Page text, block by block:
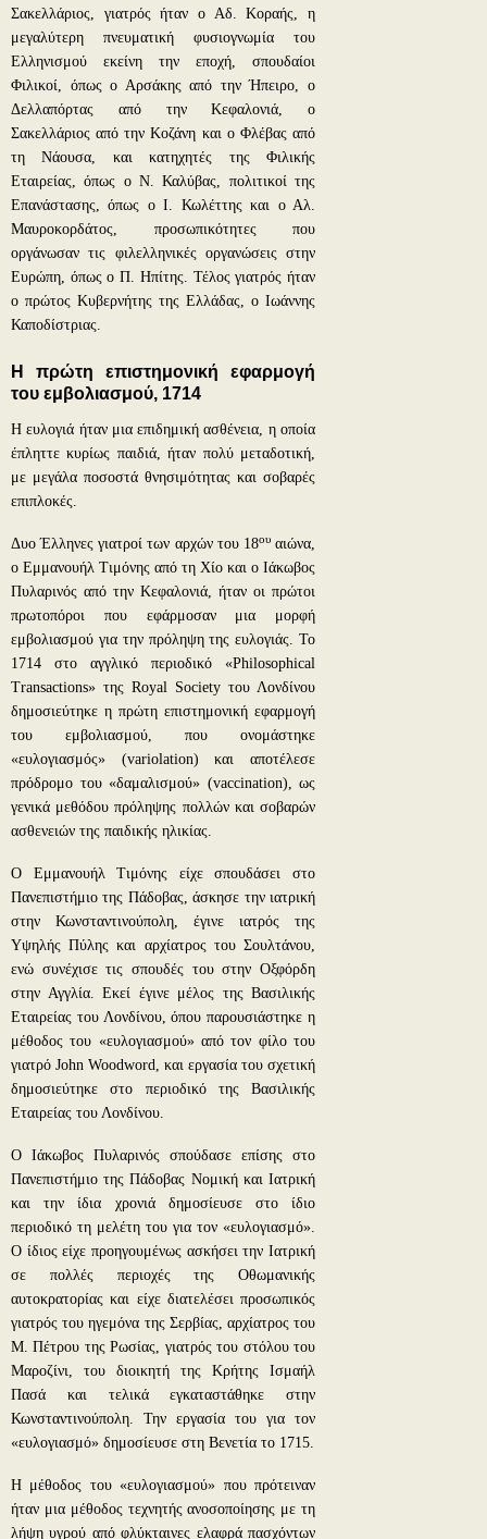
Σακελλάριος, γιατρός ήταν ο Αδ. Κοραής, η
μεγαλύτερη πνευματική φυσιογνωμία του
Ελληνισμού εκείνη την εποχή, σπουδαίοι
Φιλικοί, όπως ο Αρσάκης από την Ήπειρο, ο
Δελλαπόρτας από την Κεφαλονιά, ο
Σακελλάριος από την Κοζάνη και ο Φλέβας από
τη Νάουσα, και κατηχητές της Φιλικής
Εταιρείας, όπως ο Ν. Καλύβας, πολιτικοί της
Επανάστασης, όπως ο Ι. Κωλέττης και ο Αλ.
Μαυροκορδάτος, προσωπικότητες που
οργάνωσαν τις φιλελληνικές οργανώσεις στην
Ευρώπη, όπως ο Π. Ηπίτης. Τέλος γιατρός ήταν
ο πρώτος Κυβερνήτης της Ελλάδας, ο Ιωάννης
Καποδίστριας.
Η πρώτη επιστημονική εφαρμογή
του εμβολιασμού, 1714
Η ευλογιά ήταν μια επιδημική ασθένεια, η οποία
έπληττε κυρίως παιδιά, ήταν πολύ μεταδοτική,
με μεγάλα ποσοστά θνησιμότητας και σοβαρές
επιπλοκές.
Δυο Έλληνες γιατροί των αρχών του 18ουαιώνα,
ο Εμμανουήλ Τιμόνης από τη Χίο και ο Ιάκωβος
Πυλαρινός από την Κεφαλονιά, ήταν οι πρώτοι
πρωτοπόροι που εφάρμοσαν μια μορφή
εμβολιασμού για την πρόληψη της ευλογιάς. Το
1714 στο αγγλικό περιοδικό «Philosophical
Transactions» της Royal Society του Λονδίνου
δημοσιεύτηκε η πρώτη επιστημονική εφαρμογή
του εμβολιασμού, που ονομάστηκε
«ευλογιασμός» (variolation) και αποτέλεσε
πρόδρομο του «δαμαλισμού» (vaccination), ως
γενικά μεθόδου πρόληψης πολλών και σοβαρών
ασθενειών της παιδικής ηλικίας.
Ο Εμμανουήλ Τιμόνης είχε σπουδάσει στο
Πανεπιστήμιο της Πάδοβας, άσκησε την ιατρική
στην Κωνσταντινούπολη, έγινε ιατρός της
Υψηλής Πύλης και αρχίατρος του Σουλτάνου,
ενώ συνέχισε τις σπουδές του στην Οξφόρδη
στην Αγγλία. Εκεί έγινε μέλος της Βασιλικής
Εταιρείας του Λονδίνου, όπου παρουσιάστηκε η
μέθοδος του «ευλογιασμού» από τον φίλο του
γιατρό John Woodword, και εργασία του σχετική
δημοσιεύτηκε στο περιοδικό της Βασιλικής
Εταιρείας του Λονδίνου.
Ο Ιάκωβος Πυλαρινός σπούδασε επίσης στο
Πανεπιστήμιο της Πάδοβας Νομική και Ιατρική
και την ίδια χρονιά δημοσίευσε στο ίδιο
περιοδικό τη μελέτη του για τον «ευλογιασμό».
Ο ίδιος είχε προηγουμένως ασκήσει την Ιατρική
σε πολλές περιοχές της Οθωμανικής
αυτοκρατορίας και είχε διατελέσει προσωπικός
γιατρός του ηγεμόνα της Σερβίας, αρχίατρος του
Μ. Πέτρου της Ρωσίας, γιατρός του στόλου του
Μαροζίνι, του διοικητή της Κρήτης Ισμαήλ
Πασά και τελικά εγκαταστάθηκε στην
Κωνσταντινούπολη. Την εργασία του για τον
«ευλογιασμό» δημοσίευσε στη Βενετία το 1715.
Η μέθοδος του «ευλογιασμού» που πρότειναν
ήταν μια μέθοδος τεχνητής ανοσοποίησης με τη
λήψη υγρού από φλύκταινες ελαφρά πασχόντων